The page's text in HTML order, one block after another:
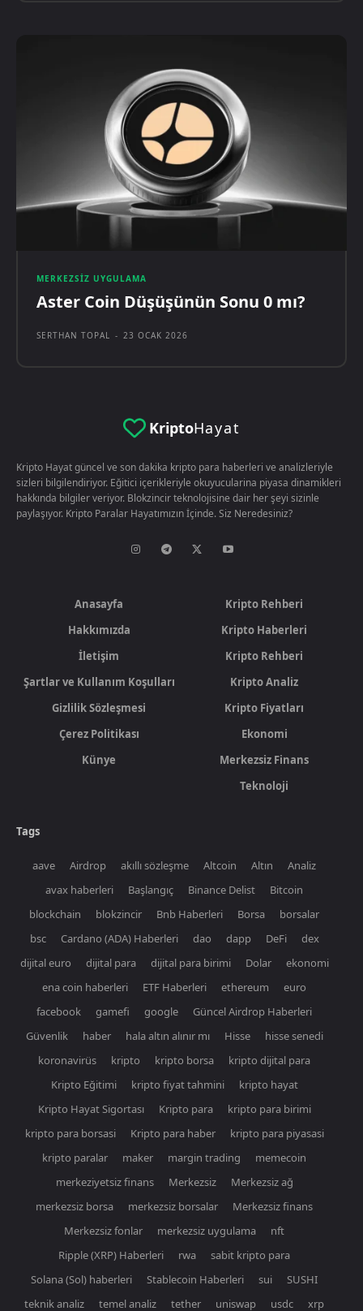
MERKEZSIZ UYGULAMA
Aster Coin Düşüşünün Sonu 0 mı?
SERTHAN TOPAL - 23 OCAK 2026
KriptoHayat
Kripto Hayat güncel ve son dakika kripto para haberleri ve analizleriyle
sizleri bilgilendiriyor. Eğitici içerikleriyle okuyucularina piyasa dinamikleri
hakkında bilgiler veriyor. Blokzincir teknolojisine dair her şeyi sizinle
paylaşıyor. Kripto Paralar Hayatımızın İçinde. Siz Neredesiniz?
Anasayfa
Hakkımızda
İletişim
Şartlar ve Kullanım Koşulları
Gizlilik Sözleşmesi
Çerez Politikası
Künye
Kripto Rehberi
Kripto Haberleri
Kripto Rehberi
Kripto Analiz
Kripto Fiyatları
Ekonomi
Merkezsiz Finans
Teknoloji
Tags
aave Airdrop akıllı sözleşme Altcoin Altın
Analiz
avax haberleri
Başlangıç Binance Delist
Bitcoin
blockchain
blokzincir Bnb Haberleri Borsa
borsalar
bsc
Cardano (ADA) Haberleri dao dapp DeFi
dex
dijital euro
dijital para dijital para birimi Dolar
ekonomi
ena coin haberleri
ETF Haberleri ethereum
euro
facebook
gamefi google
Güncel Airdrop Haberleri
Güvenlik
haber hala altın alınır mı Hisse
hisse senedi
koronavirüs
kripto kripto borsa
kripto dijital para
Kripto Eğitimi
kripto fiyat tahmini
kripto hayat
Kripto Hayat Sigortası
Kripto para
kripto para birimi
kripto para borsasi
Kripto para haber
kripto para piyasasi
kripto paralar
maker margin trading
memecoin
merkeziyetsiz finans
Merkezsiz
Merkezsiz ağ
merkezsiz borsa
merkezsiz borsalar
Merkezsiz finans
Merkezsiz fonlar
merkezsiz uygulama
nft
Ripple (XRP) Haberleri
rwa
sabit kripto para
Solana (Sol) haberleri
Stablecoin Haberleri sui
SUSHI
teknik analiz
temel analiz tether uniswap usdc xrp